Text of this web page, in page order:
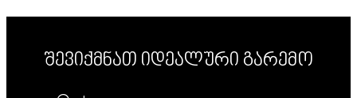
შევიქმნათ იდეალური გარემო